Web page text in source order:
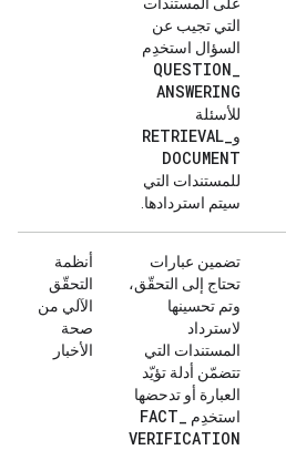
التي تجيب عن
السؤال استخدِم
QUESTION_
ANSWERING
للأسئلة
و RETRIEVAL_
DOCUMENT
للمستندات التي
سيتم استردادها.
تضمين عبارات
تحتاج إلى التحقّق،
وتم تحسينها
لاسترداد
المستندات التي
تتضمّن أدلة تؤيّد
العبارة أو تدحضها
استخدِم
FACT_
VERIFICATION
أنظمة
التحقّق
الآلي من
صحة
الأخبار